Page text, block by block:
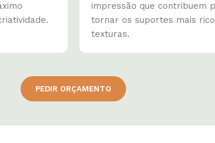
impressão que contribuem
tornar os suportes mais
texturas.
PEDIR ORÇAMENTO